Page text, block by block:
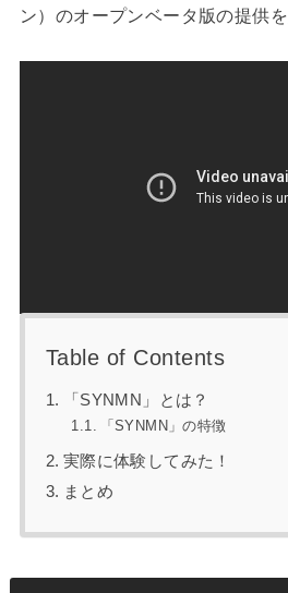
ン）のオープンベータ版の提供を
Table of Contents
「SYNMN」とは？
「SYNMN」の特徴
実際に体験してみた！
まとめ